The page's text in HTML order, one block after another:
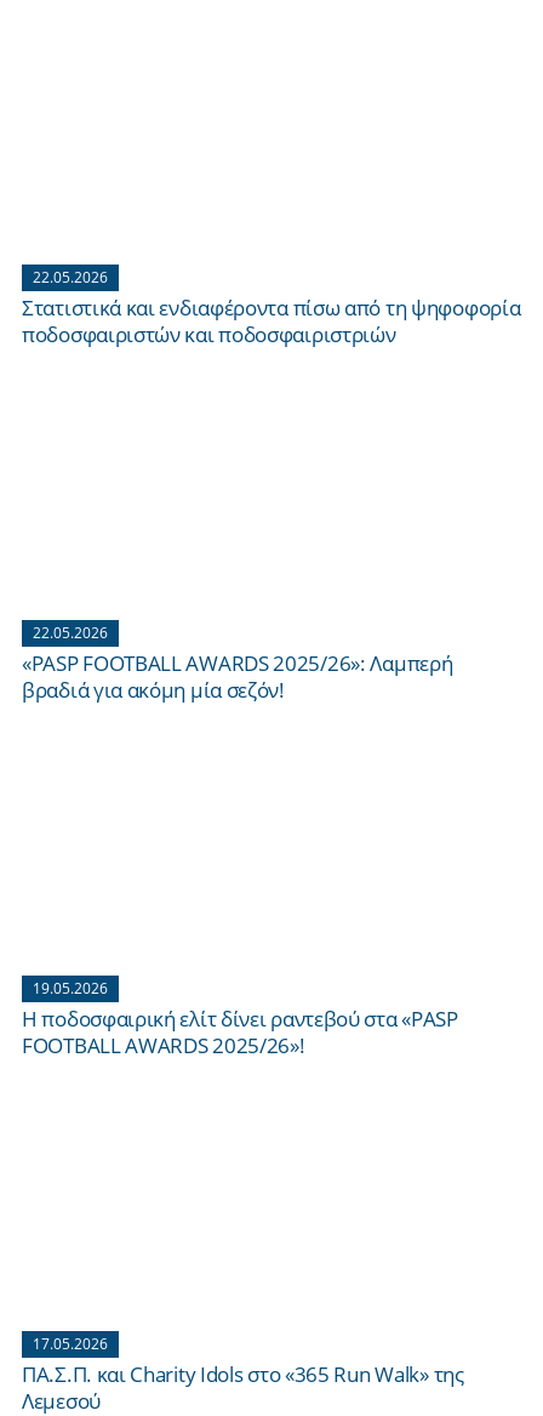
22.05.2026
Στατιστικά και ενδιαφέροντα πίσω από τη ψηφοφορία
ποδοσφαιριστών και ποδοσφαιριστριών
22.05.2026
«PASP FOOTBALL AWARDS 2025/26»: Λαμπερή
βραδιά για ακόμη μία σεζόν!
19.05.2026
Η ποδοσφαιρική ελίτ δίνει ραντεβού στα «PASP
FOOTBALL AWARDS 2025/26»!
17.05.2026
ΠΑ.Σ.Π. και Charity Idols στο «365 Run Walk» της
Λεμεσού